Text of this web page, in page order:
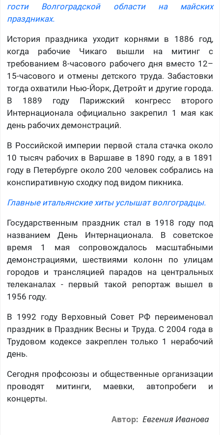
гости Волгоградской области на майских
праздниках.
История праздника уходит корнями в 1886 год,
когда рабочие Чикаго вышли на митинг с
требованием 8-часового рабочего дня вместо 12–
15-часового и отмены детского труда. Забастовки
тогда охватили Нью-Йорк, Детройт и другие города.
В 1889 году Парижский конгресс второго
Интернационала официально закрепил 1 мая как
день рабочих демонстраций.
В Российской империи первой стала стачка около
10 тысяч рабочих в Варшаве в 1890 году, а в 1891
году в Петербурге около 200 человек собрались на
конспиративную сходку под видом пикника.
Главные итальянские хиты услышат волгоградцы.
Государственным праздник стал в 1918 году под
названием День Интернационала. В советское
время 1 мая сопровождалось масштабными
демонстрациями, шествиями колонн по улицам
городов и трансляцией парадов на центральных
телеканалах - первый такой репортаж вышел в
1956 году.
В 1992 году Верховный Совет РФ переименовал
праздник в Праздник Весны и Труда. С 2004 года в
Трудовом кодексе закреплен только 1 нерабочий
день.
Сегодня профсоюзы и общественные организации
проводят митинги, маевки, автопробеги и
концерты.
Автор: Евгения Иванова